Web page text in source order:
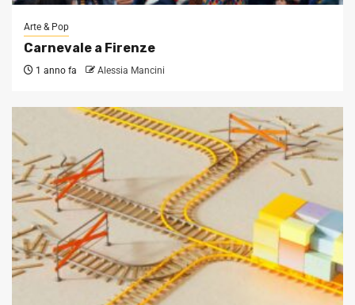
Arte & Pop
Carnevale a Firenze
1 anno fa Alessia Mancini